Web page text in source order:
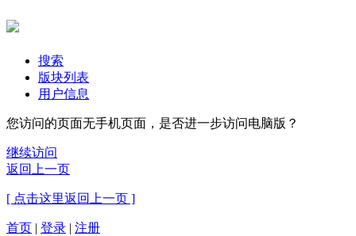
搜索
版块列表
用户信息
您访问的页面无手机页面，是否进一步访问电脑版？
继续访问
返回上一页
[ 点击这里返回上一页 ]
首页 | 登录 | 注册